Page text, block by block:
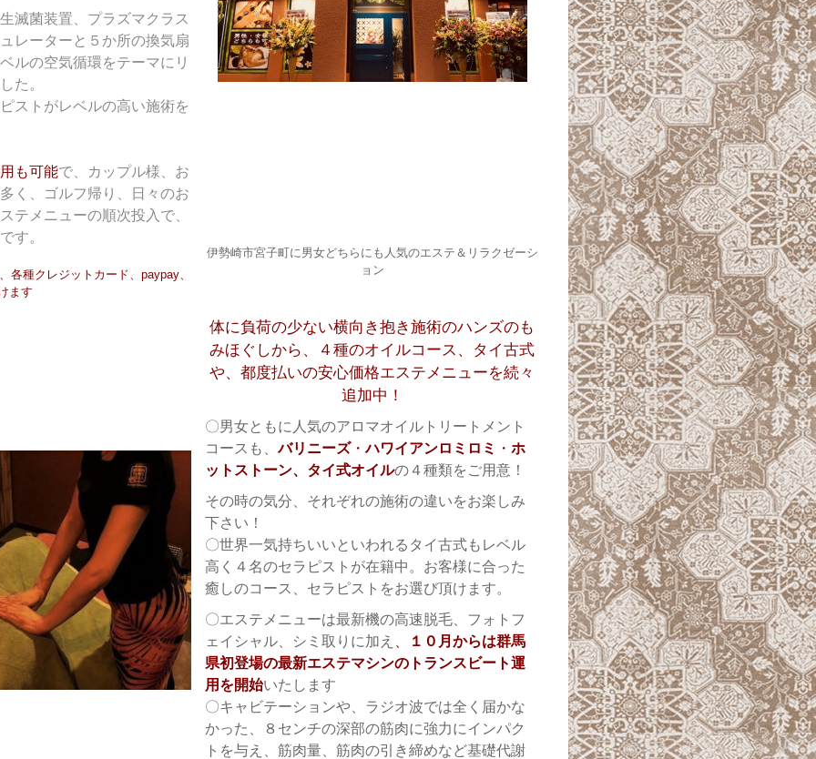
滅菌装置、プラズマクラス
レーターと５か所の換気扇
ルの空気循環をテーマにリ
た。
ストがレベルの高い施術を
も可能で、カップル様、お
く、ゴルフ帰り、日々のお
テメニューの順次投入で、
す。
各種クレジットカード、paypay、
ます
伊勢崎市宮子町に男女どちらにも人気のエステ＆リラクゼーシ
ョン
体に負荷の少ない横向き抱き施術のハンズのも
みほぐしから、４種のオイルコース、タイ古式
や、都度払いの安心価格エステメニューを続々
追加中！
〇男女ともに人気のアロマオイルトリートメント
コースも、バリニーズ・ハワイアンロミロミ ・ ホ
ットストーン、タイ式オイルの４種類をご用意！
その時の気分、それぞれの施術の違いをお楽しみ
下さい！
〇世界一気持ちいいといわれるタイ古式もレベル
高く４名のセラピストが在籍中。お客様に合った
癒しのコース、セラピストをお選び頂けます。
〇エステメニューは最新機の高速脱毛、フォトフ
ェイシャル、シミ取りに加え
１０月からは群馬
県初登場の最新エステマシンのトランスビート運
用を開始いたします
〇キャビテーションや、ラジオ波では全く届かな
かった、８センチの深部の筋肉に強力にインパク
トを与え、筋肉量、筋肉の引き締めなど基礎代謝